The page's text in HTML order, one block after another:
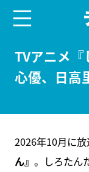
TVアニメ
心優、日高
2026年10月に
ん』 。しろたん